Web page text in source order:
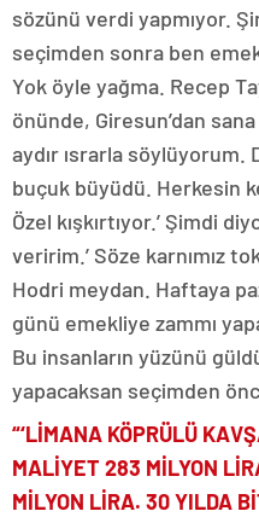
sözünü verdi yapmıyor.
seçimden sonra ben
Yok öyle yağma. Recep
önünde, Giresun’dan
aydır ısrarla söylüyorum.
buçuk büyüdü. Herkesin
Özel kışkırtıyor.’ Şimdi
veririm.’ Söze karnımız
Hodri meydan. Haftaya
günü emekliye zammı
Bu insanların yüzünü
yapacaksan seçimden
“‘LİMANA KÖPRÜLÜ
MALİYET 283 MİLYON
MİLYON LİRA. 30 YILDA